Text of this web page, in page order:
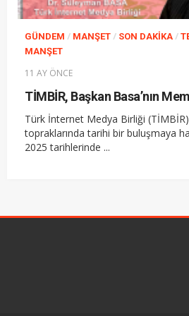
GÜNDEM / MANŞET / SON DAKIKA /
MANŞET
11 AY ÖNCE
Türk İnternet Medya Birliği
topraklarında tarihi bir buluşmaya
2025 tarihlerinde ...